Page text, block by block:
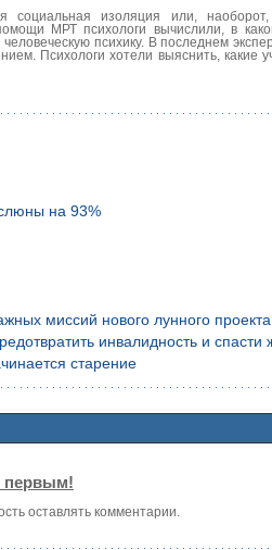
социальная изоляция или, наоборот,
МРТ психологи вычислили, в
психику. В последнем
Психологи хотели выяснить, какие
на 93%
миссий нового лунного проекта
инвалидность и спасти
старение
первым!
оставлять комментарии.